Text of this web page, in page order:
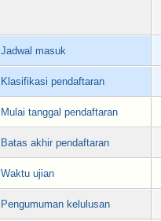
Jadwal masuk
Klasifikasi pendaftaran
Mulai tanggal pendaftaran
Batas akhir pendaftaran
Waktu ujian
Pengumuman kelulusan